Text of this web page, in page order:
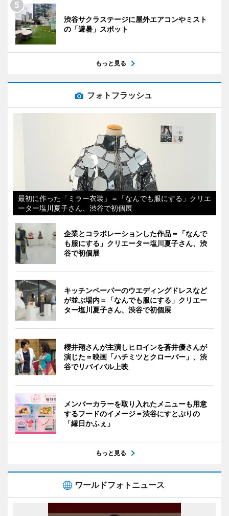
渋谷サクラステージに屋外エアコンやミスト
の「避暑」スポット
もっと見る
フォトフラッシュ
最初に作った「ミラー衣装」＝「なんでも服にする」クリエ
ーター塩川夏子さん、渋谷で初個展
企業とコラボレーションした作品＝「なんで
も服にする」クリエーター塩川夏子さん、渋
谷で初個展
キッチンペーパーのウエディングドレスなど
が並ぶ場内＝「なんでも服にする」クリエー
ター塩川夏子さん、渋谷で初個展
櫻井翔さんが主演しヒロインを蒼井優さんが
演じた＝映画「ハチミツとクローバー」、渋
谷でリバイバル上映
メンバーカラーを取り入れたメニューも用意
するフードのイメージ＝渋谷にすとぷりの
「縁日かふぇ」
もっと見る
ワールドフォトニュース